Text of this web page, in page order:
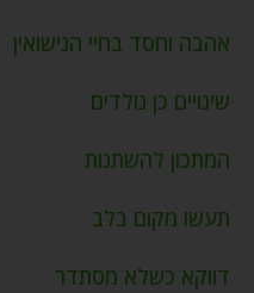
אהבה וחסד בחיי הנישואין
שינויים כן נולדים
המתכון להשתנות
תעשו מקום בלב
דווקא כשלא מסתדר